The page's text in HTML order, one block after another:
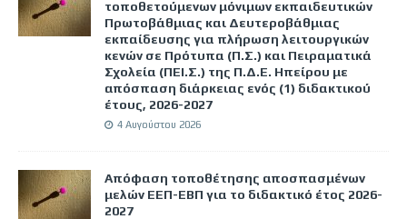
τοποθετούμενων μόνιμων εκπαιδευτικών
Πρωτοβάθμιας και Δευτεροβάθμιας
εκπαίδευσης για πλήρωση λειτουργικών
κενών σε Πρότυπα (Π.Σ.) και Πειραματικά
Σχολεία (ΠΕΙ.Σ.) της Π.Δ.Ε. Ηπείρου με
απόσπαση διάρκειας ενός (1) διδακτικού
έτους, 2026-2027
4 Αυγούστου 2026
Απόφαση τοποθέτησης αποσπασμένων
μελών ΕΕΠ-ΕΒΠ για το διδακτικό έτος 2026-
2027